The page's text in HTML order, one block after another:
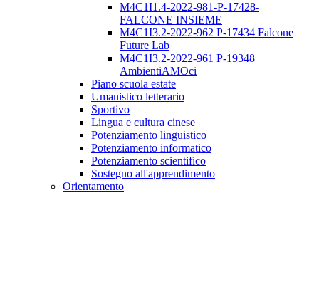
M4C1I1.4-2022-981-P-17428-
FALCONE INSIEME
M4C1I3.2-2022-962 P-17434 Falcone
Future Lab
M4C1I3.2-2022-961 P-19348
AmbientiAMOci
Piano scuola estate
Umanistico letterario
Sportivo
Lingua e cultura cinese
Potenziamento linguistico
Potenziamento informatico
Potenziamento scientifico
Sostegno all'apprendimento
Orientamento